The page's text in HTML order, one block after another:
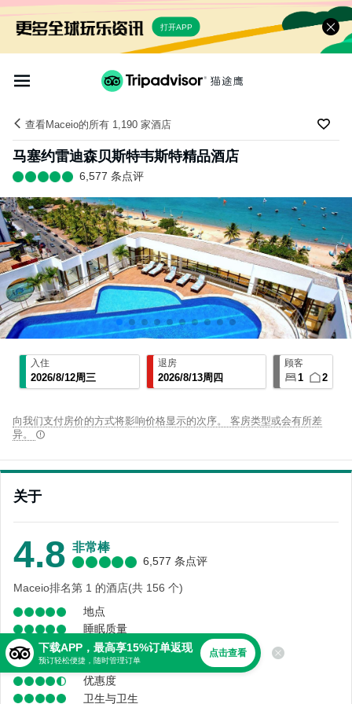
打开APP
查看Maceio的所有 1,190 家酒店
马塞约雷迪森贝斯特韦斯特精品酒店
6,577 条点评
向我们支付房价的方式将影响价格显示的次序。 客房类型或会有所差
异。
入住
2026/8/12周三
退房
2026/8/13周四
顾客
1 2
关于
4.8 非常棒
6,577 条点评
Maceio排名第 1 的酒店(共 156 个)
地点
睡眠质量
舒适度
服务
优惠度
卫生与卫生
下载APP，最高享15%订单返现
预订轻松便捷，随时管理订单
点击查看